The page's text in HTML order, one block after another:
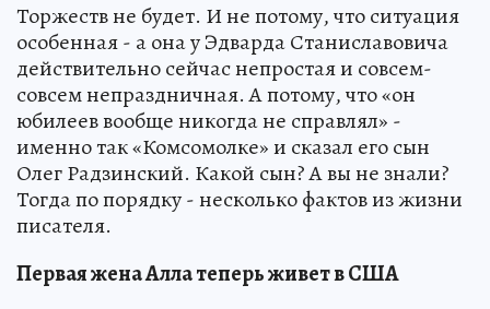
Торжеств не будет. И не потому, что ситуация
особенная - а она у Эдварда Станиславовича
действительно сейчас непростая и совсем-
совсем непраздничная. А потому, что «он
юбилеев вообще никогда не справлял» -
именно так «Комсомолке» и сказал его сын
Олег Радзинский. Какой сын? А вы не знали?
Тогда по порядку - несколько фактов из жизни
писателя.
Первая жена Алла теперь живет в США